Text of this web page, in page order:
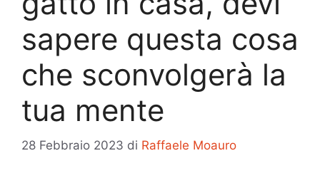
sapere questa cosa
che sconvolgerà la
tua mente
28 Febbraio 2023 di Raffaele Moauro